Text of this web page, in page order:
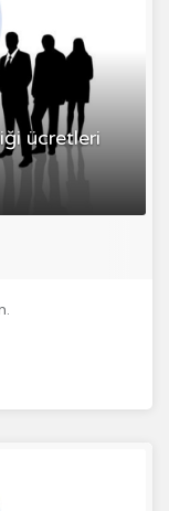
ücretleri